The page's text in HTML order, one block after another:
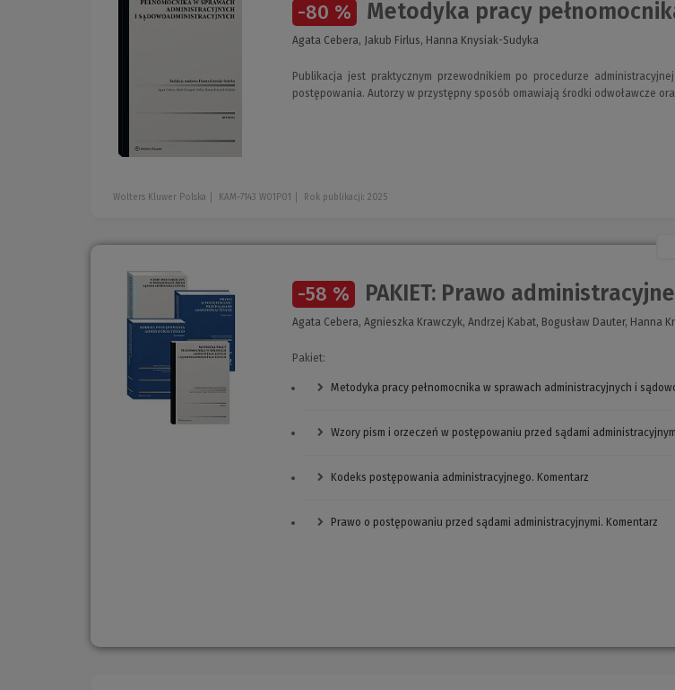
-80 % Metodyka pracy
Agata Cebera, Jakub Firlus, Hanna Knysiak-Sudyka
Publikacja jest praktycznym przewodnikiem po procedurze
postępowania. Autorzy w przystępny sposób omawiają środki odwoławcze
Wolters Kluwer Polska KAM-7143 W01P01 Rok publikacji: 2025
-58 % PAKIET: Prawo
Agata Cebera, Agnieszka Krawczyk, Andrzej Kabat, Bogusław Dauter, Hanna
Pakiet:
Metodyka pracy pełnomocnika w sprawach administracyjnych i
Wzory pism i orzeczeń w postępowaniu przed sądami
Kodeks postępowania administracyjnego. Komentarz
Prawo o postępowaniu przed sądami administracyjnymi. Komentarz